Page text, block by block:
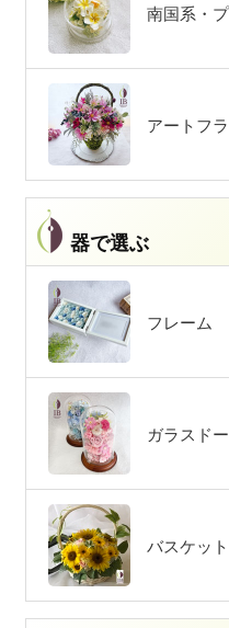
南国系・
アートフ
器で選ぶ
フレーム
ガラスド
バスケッ